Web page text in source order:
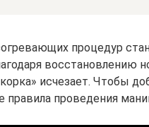
процедур
восстановлению
исчезает. Чтобы
правила проведения